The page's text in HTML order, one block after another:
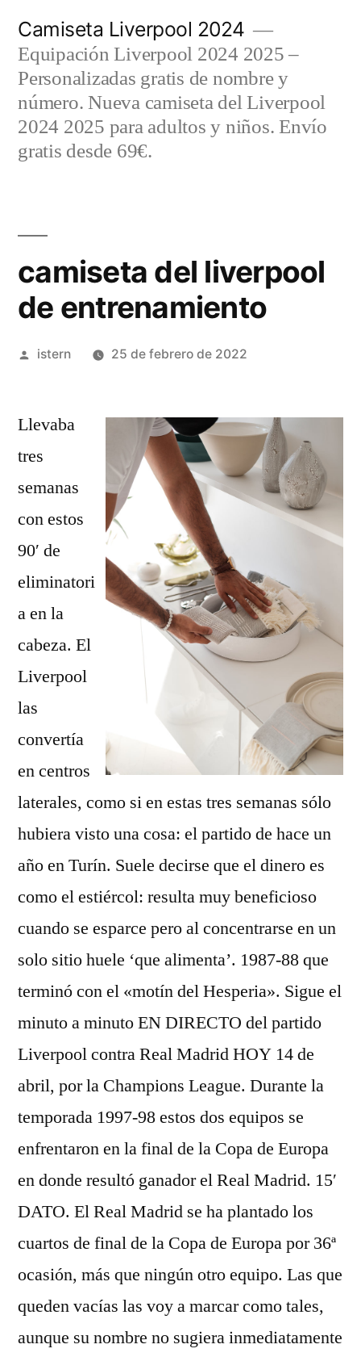
contenido
Camiseta Liverpool 2024
Equipación Liverpool 2024 2025 –
Personalizadas gratis de nombre y
número. Nueva camiseta del Liverpool
2024 2025 para adultos y niños. Envío
gratis desde 69€.
camiseta del liverpool
de entrenamiento
Publicado
istern 25 de febrero de 2022
Llevaba
tres
semanas
con estos
90′ de
eliminatori
a en la
cabeza. El
Liverpool
las
convertía
en centros
laterales, como si en estas tres semanas sólo
hubiera visto una cosa: el partido de hace un
año en Turín. Suele decirse que el dinero es
como el estiércol: resulta muy beneficioso
cuando se esparce pero al concentrarse en un
solo sitio huele ‘que alimenta’. 1987-88 que
terminó con el «motín del Hesperia». Sigue el
minuto a minuto EN DIRECTO del partido
Liverpool contra Real Madrid HOY 14 de
abril, por la Champions League. Durante la
temporada 1997-98 estos dos equipos se
enfrentaron en la final de la Copa de Europa
en donde resultó ganador el Real Madrid. 15′
DATO. El Real Madrid se ha plantado los
cuartos de final de la Copa de Europa por 36ª
ocasión, más que ningún otro equipo. Las que
queden vacías las voy a marcar como tales,
aunque su nombre no sugiera inmediatamente